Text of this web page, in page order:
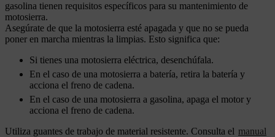
gasolina tienen requisitos específicos para su mantenimiento de
motosierra.
Asegúrate de que la motosierra esté apagada y que no se pueda
poner en marcha mientras la limpias. Esto significa que:
Si tienes una motosierra eléctrica, desenchúfala.
En el caso de una motosierra a batería, retira la batería y
acciona el freno de cadena.
En el caso de una motosierra a gasolina, apaga el motor y
acciona el freno de cadena.
Utiliza guantes de trabajo de material resistente. Consulta el manual